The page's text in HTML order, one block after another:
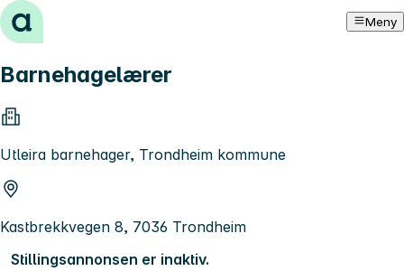
Hopp til innhold Meny
Barnehagelærer
Utleira barnehager, Trondheim kommune
Kastbrekkvegen 8, 7036 Trondheim
Stillingsannonsen er inaktiv.